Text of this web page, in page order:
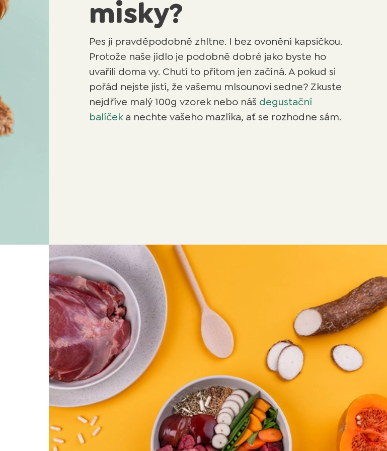
misky?
Pes ji pravděpodobně zhltne. I bez ovonění kapsičkou.
Protože naše jídlo je podobně dobré jako byste ho
uvařili doma vy. Chutí to přitom jen začíná. A pokud si
pořád nejste jistí, že vašemu mlsounovi sedne? Zkuste
nejdříve malý 100g vzorek nebo náš degustační
balíček a nechte vašeho mazlíka, ať se rozhodne sám.